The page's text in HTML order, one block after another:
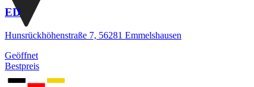
ED
Hunsrückhöhenstraße 7, 56281 Emmelshausen
Geöffnet
Bestpreis